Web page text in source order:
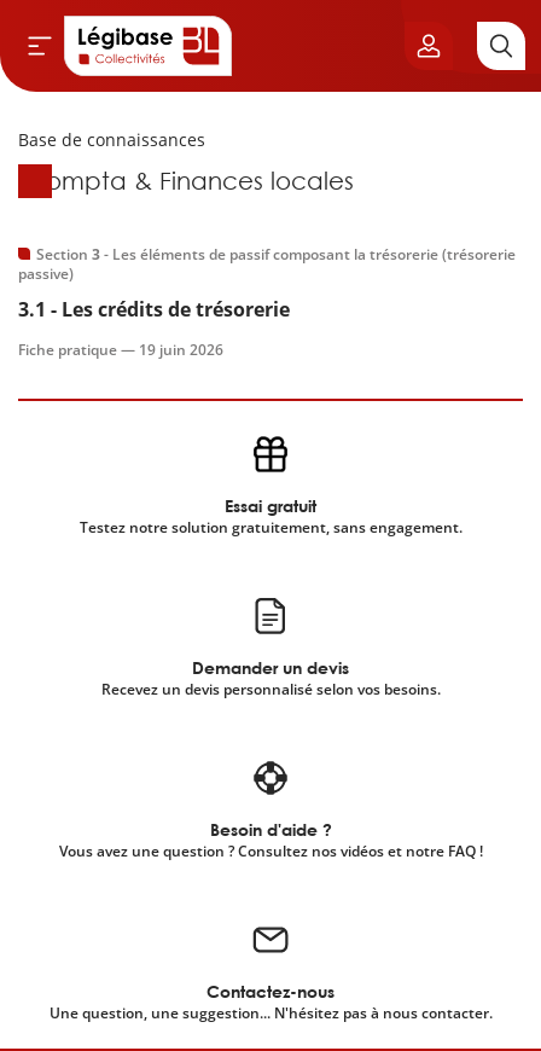
& Cimetières
& Élu local
& Finances locales
Base de connaissances
Base de connaissances
Compta & Finances locales
Section 3- Les éléments de passif composant la trésorerie (trésorerie
passive)
3.1 - Les crédits de trésorerie
Fiche pratique — 19 juin 2026
Essai gratuit
Testez notre solution gratuitement, sans engagement.
Demander un devis
Recevez un devis personnalisé selon vos besoins.
Besoin d'aide ?
Vous avez une question ? Consultez nos vidéos et notre FAQ !
Contactez-nous
Une question, une suggestion... N'hésitez pas à nous contacter.